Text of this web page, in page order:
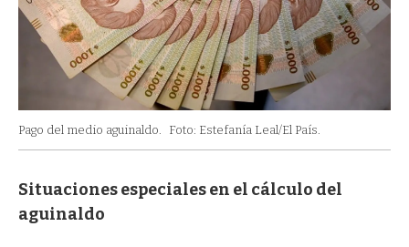
Pago del medio aguinaldo. Foto: Estefanía Leal/El País.
Situaciones especiales en el cálculo del
aguinaldo